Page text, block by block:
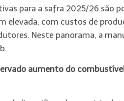
para a safra 2025/26 são
elevada, com custos de
Neste panorama, a
aumento do